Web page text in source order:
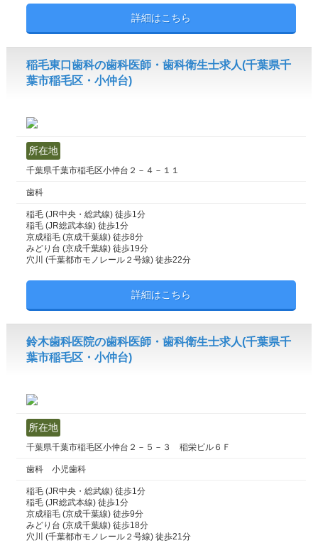
詳細はこちら
稲毛東口歯科の歯科医師・歯科衛生士求人(千葉県千
葉市稲毛区・小仲台)
所在地
千葉県千葉市稲毛区小仲台２－４－１１
歯科
稲毛 (JR中央・総武線) 徒歩1分
稲毛 (JR総武本線) 徒歩1分
京成稲毛 (京成千葉線) 徒歩8分
みどり台 (京成千葉線) 徒歩19分
穴川 (千葉都市モノレール２号線) 徒歩22分
詳細はこちら
鈴木歯科医院の歯科医師・歯科衛生士求人(千葉県千
葉市稲毛区・小仲台)
所在地
千葉県千葉市稲毛区小仲台２－５－３ 稲栄ビル６Ｆ
歯科 小児歯科
稲毛 (JR中央・総武線) 徒歩1分
稲毛 (JR総武本線) 徒歩1分
京成稲毛 (京成千葉線) 徒歩9分
みどり台 (京成千葉線) 徒歩18分
穴川 (千葉都市モノレール２号線) 徒歩21分